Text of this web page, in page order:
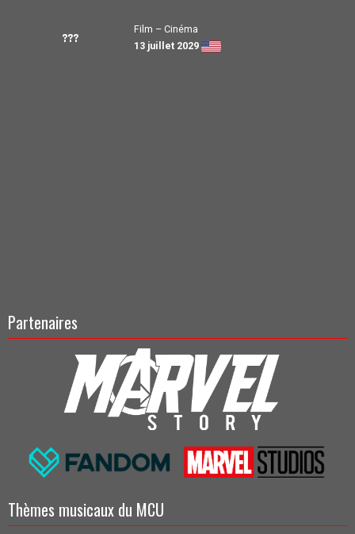
???
Film – Cinéma
13 juillet 2029
Partenaires
Thèmes musicaux du MCU